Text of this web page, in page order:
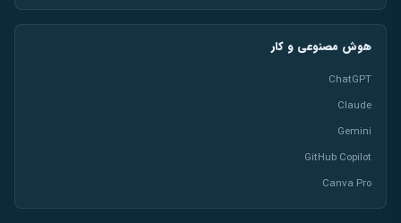
هوش مصنوعی و کار
ChatGPT
Claude
Gemini
GitHub Copilot
Canva Pro